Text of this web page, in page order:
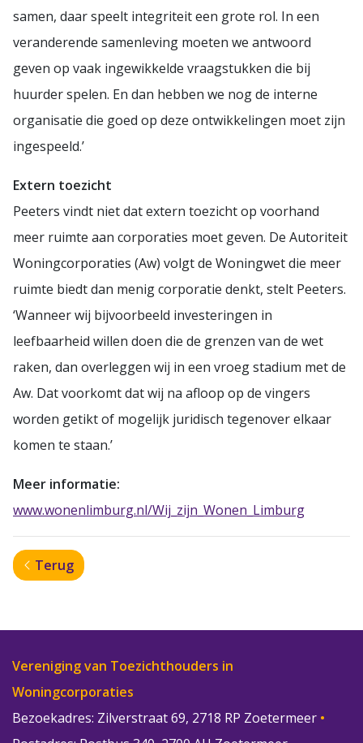
samen, daar speelt integriteit een grote rol. In een
veranderende samenleving moeten we antwoord
geven op vaak ingewikkelde vraagstukken die bij
huurder spelen. En dan hebben we nog de interne
organisatie die goed op deze ontwikkelingen moet zijn
ingespeeld.’
Extern toezicht
Peeters vindt niet dat extern toezicht op voorhand
meer ruimte aan corporaties moet geven. De Autoriteit
Woningcorporaties (Aw) volgt de Woningwet die meer
ruimte biedt dan menig corporatie denkt, stelt Peeters.
‘Wanneer wij bijvoorbeeld investeringen in
leefbaarheid willen doen die de grenzen van de wet
raken, dan overleggen wij in een vroeg stadium met de
Aw. Dat voorkomt dat wij na afloop op de vingers
worden getikt of mogelijk juridisch tegenover elkaar
komen te staan.’
Meer informatie:
www.wonenlimburg.nl/Wij_zijn_Wonen_Limburg
Terug
Vereniging van Toezichthouders in
Woningcorporaties
Bezoekadres: Zilverstraat 69, 2718 RP Zoetermeer •